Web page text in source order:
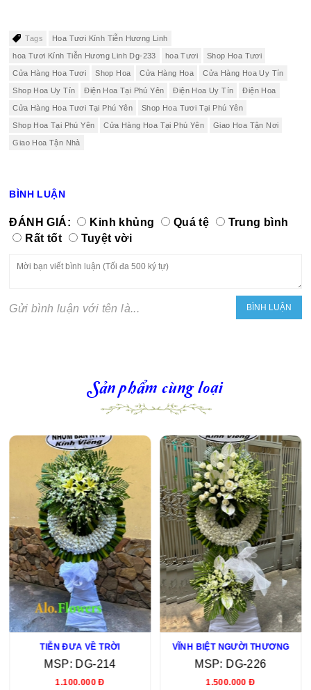
Tags Hoa Tươi Kính Tiễn Hương Linh
hoa Tươi Kính Tiễn Hương Linh Dg-233 hoa Tươi Shop Hoa Tươi
Cửa Hàng Hoa Tươi Shop Hoa Cửa Hàng Hoa Cửa Hàng Hoa Uy Tín
Shop Hoa Uy Tín Điện Hoa Tại Phú Yên Điện Hoa Uy Tín Điện Hoa
Cửa Hàng Hoa Tươi Tại Phú Yên Shop Hoa Tươi Tại Phú Yên
Shop Hoa Tại Phú Yên Cửa Hàng Hoa Tại Phú Yên Giao Hoa Tận Nơi
Giao Hoa Tận Nhà
BÌNH LUẬN
ĐÁNH GIÁ: Kinh khủng Quá tệ
Trung bình
Rất tốt
Tuyệt vời
Gửi bình luận với tên là...
Sản phẩm cùng loại
TIỄN ĐƯA VỀ TRỜI
MSP: DG-214
1.100.000 Đ
VĨNH BIỆT NGƯỜI THƯƠNG
MSP: DG-226
1.500.000 Đ